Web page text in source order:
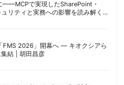
——MCPで実現したSharePoint・
リティと実務への影響を読み解く |
FMS 2026」開幕へ ― キオクシアら
結 | 胡田昌彦